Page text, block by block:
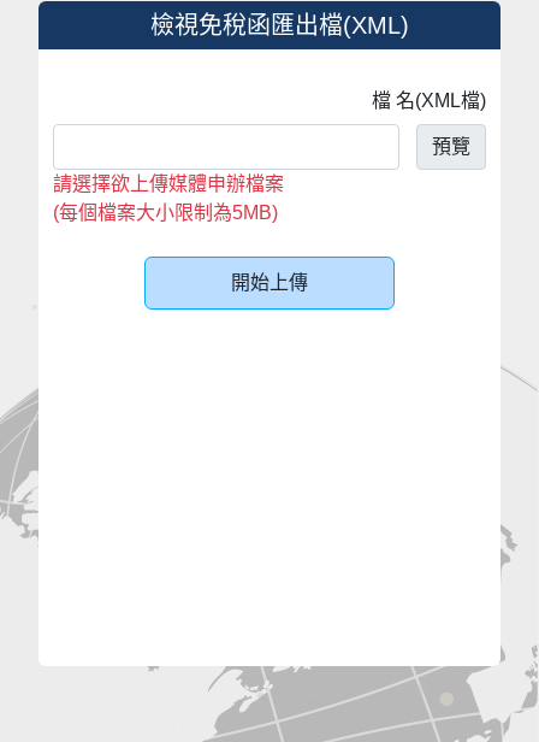
檢視免稅函匯出檔(XML)
檔 名(XML檔)
預覽
請選擇欲上傳媒體申辦檔案
(每個檔案大小限制為5MB)